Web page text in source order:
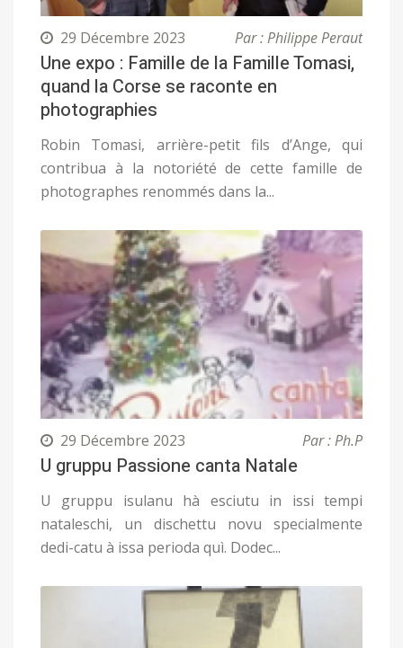
29 Décembre 2023 Par : Philippe Peraut
Une expo : Famille de la Famille Tomasi,
quand la Corse se raconte en
photographies
Robin Tomasi, arrière-petit fils d’Ange, qui
contribua à la notoriété de cette famille de
photographes renommés dans la...
29 Décembre 2023 Par : Ph.P
U gruppu Passione canta Natale
U gruppu isulanu hà esciutu in issi tempi
nataleschi, un dischettu novu specialmente
dedi-catu à issa perioda quì. Dodec...